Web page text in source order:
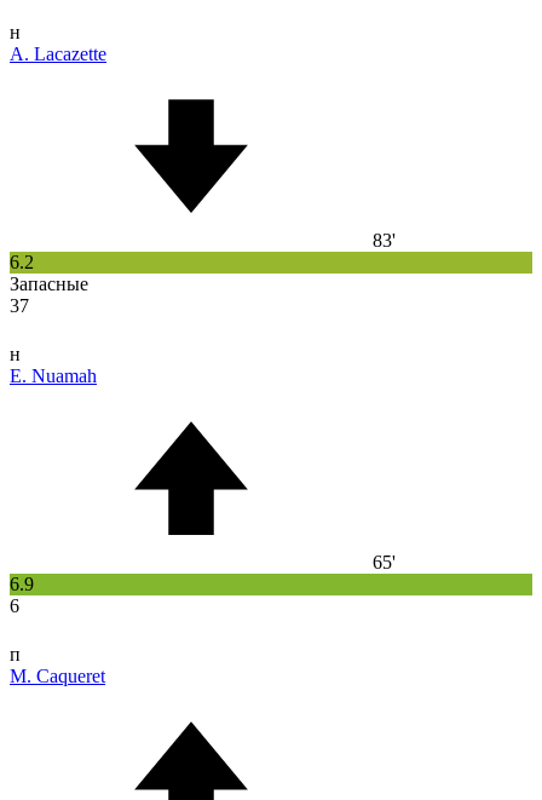
н
A. Lacazette
83'
6.2
Запасные
37
н
E. Nuamah
65'
6.9
6
п
M. Caqueret